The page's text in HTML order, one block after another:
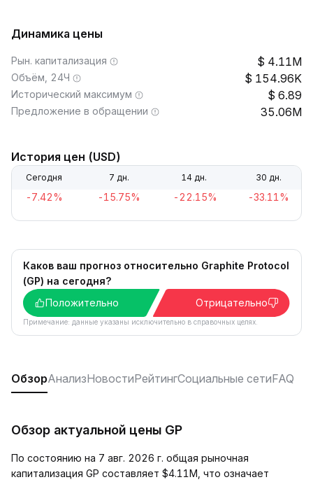
Динамика цены
Рын. капитализация 4.11M
Объём, 24Ч 154.96K
Исторический максимум 6.89
Предложение в обращении 35.06M
История цен (USD)
Сегодня 7 дн. 14 дн. 30 дн.
-7.42% -15.75% -22.15% -33.11%
Каков ваш прогноз относительно Graphite Protocol
(GP) на сегодня?
Положительно
Отрицательно
Примечание: данные указаны исключительно в справочных целях.
ОбзорАнализНовостиРейтингСоциальные сетиFAQ
Обзор актуальной цены GP
По состоянию на 7 авг. 2026 г. общая рыночная
капитализация GP составляет $4.11M, что означает